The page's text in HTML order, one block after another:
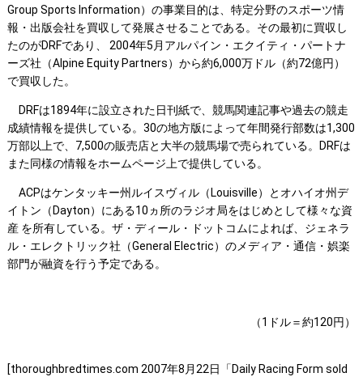
Group Sports Information）の事業目的は、特定分野のスポーツ情
報・出版会社を買収して発展させることである。その最初に買収し
たのがDRFであり、 2004年5月アルパイン・エクイティ・パートナ
ーズ社（Alpine Equity Partners）から約6,000万ドル（約72億円）
で買収した。
DRFは1894年に設立された日刊紙で、競馬関連記事や過去の競走
成績情報を提供している。30の地方版によって年間発行部数は1,300
万部以上で、7,500の販売店と大半の競馬場で売られている。DRFは
また同様の情報をホームページ上で提供している。
ACPはケンタッキー州ルイスヴィル（Louisville）とオハイオ州デ
イトン（Dayton）にある10ヵ所のラジオ局をはじめとして様々な資
産 を所有している。ザ・ディール・ドットコムによれば、ジェネラ
ル・エレクトリック社（General Electric）のメディア・通信・娯楽
部門が融資を行う予定である。
（1ドル＝約120円）
[thoroughbredtimes.com 2007年8月22日「Daily Racing Form sold